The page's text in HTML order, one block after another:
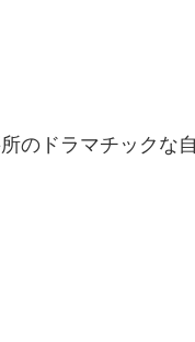
のドラマチックな